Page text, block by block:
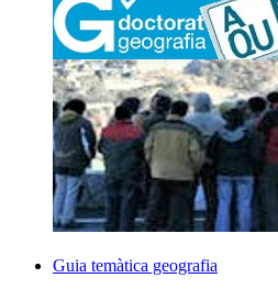
Guia temàtica geografia